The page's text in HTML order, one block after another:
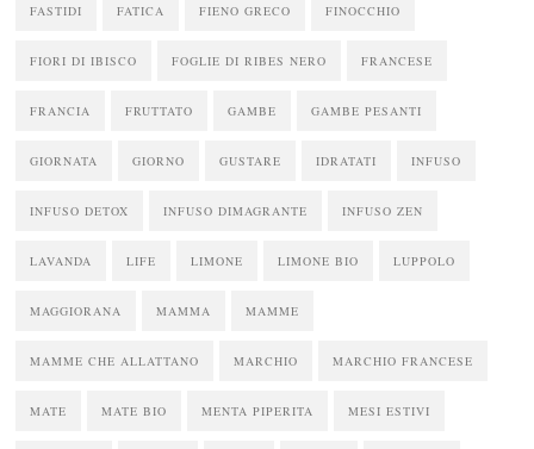
FASTIDI FATICA FIENO GRECO FINOCCHIO
FIORI DI IBISCO FOGLIE DI RIBES NERO FRANCESE
FRANCIA FRUTTATO GAMBE GAMBE PESANTI
GIORNATA GIORNO GUSTARE IDRATATI INFUSO
INFUSO DETOX INFUSO DIMAGRANTE INFUSO ZEN
LAVANDA LIFE LIMONE LIMONE BIO LUPPOLO
MAGGIORANA MAMMA MAMME
MAMME CHE ALLATTANO MARCHIO MARCHIO FRANCESE
MATE MATE BIO MENTA PIPERITA MESI ESTIVI